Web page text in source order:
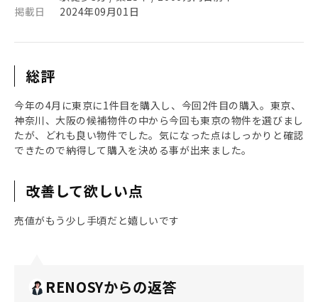
掲載日
2024年09月01日
総評
今年の4月に東京に1件目を購入し、今回2件目の購入。東京、
神奈川、大阪の候補物件の中から今回も東京の物件を選びまし
たが、どれも良い物件でした。気になった点はしっかりと確認
できたので納得して購入を決める事が出来ました。
改善して欲しい点
売値がもう少し手頃だと嬉しいです
RENOSYからの返答